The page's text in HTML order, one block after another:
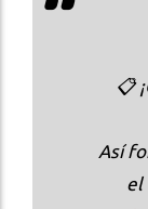
📋
Así
el